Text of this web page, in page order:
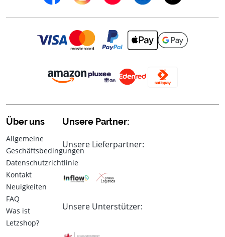
Über uns
Allgemeine
Geschäftsbedingungen
Datenschutzrichtlinie
Kontakt
Neuigkeiten
FAQ
Was ist
Letzshop?
Unsere Partner:
Unsere Lieferpartner:
Unsere Unterstützer: